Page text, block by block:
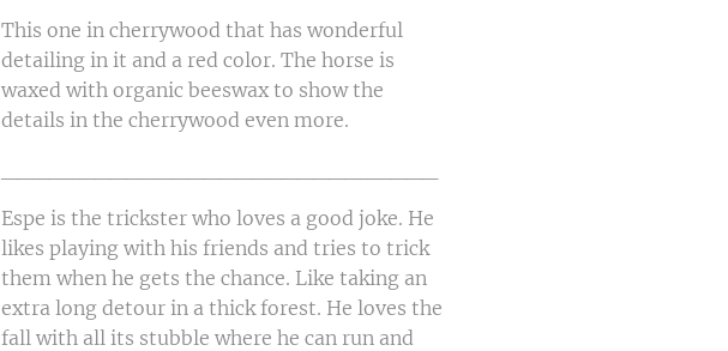
This one in cherrywood that has wonderful
detailing in it and a red color. The horse is
waxed with organic beeswax to show the
details in the cherrywood even more.
Espe is the trickster who loves a good joke. He
likes playing with his friends and tries to trick
them when he gets the chance. Like taking an
extra long detour in a thick forest. He loves the
fall with all its stubble where he can run and